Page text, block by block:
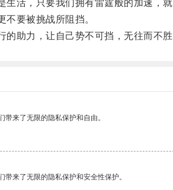
活，只要我们拥有雷霆般的加速，就
要被挑战所阻挡。
助力，让自己势不可挡，无往而不胜
来了无限的隐私保护和自由。
来了无限的隐私保护和安全性保护。